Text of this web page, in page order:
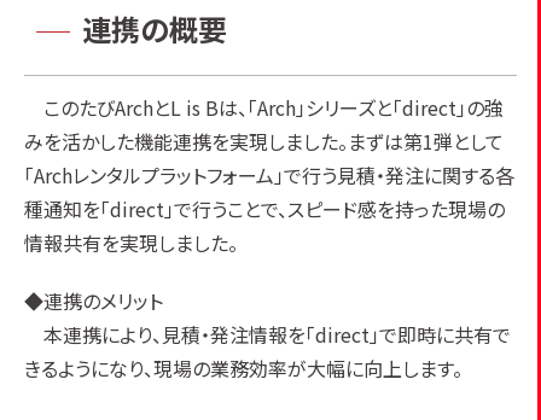
連携の概要
このたびArchとL is Bは、「Arch」シリーズと「direct」の強
みを活かした機能連携を実現しました。まずは第1弾として
「Archレンタルプラットフォーム」で行う見積・発注に関する各
種通知を「direct」で行うことで、スピード感を持った現場の
情報共有を実現しました。
◆連携のメリット
本連携により、見積・発注情報を「direct」で即時に共有で
きるようになり、現場の業務効率が大幅に向上します。